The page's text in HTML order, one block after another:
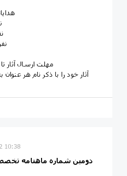
🔺مهلت ارسال آثار
🔺آثار خود را با ذکر نام هر
10:38
دومین شماره ماهنامه